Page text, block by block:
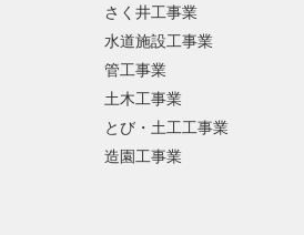
さく井工事業
水道施設工事業
管工事業
土木工事業
とび・土工工事業
造園工事業